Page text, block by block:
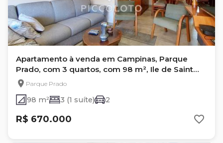
Apartamento à venda em Campinas, Parque
Prado, com 3 quartos, com 98 m², Ile de Saint
LouisParque Prado
98 m² 3 (1 suíte) 2
R$ 670.000